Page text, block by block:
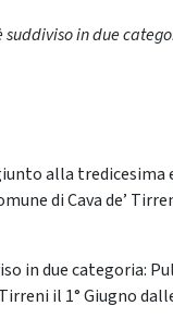
in due
alla
di Cava de’
in due categoria:
il 1° Giugno